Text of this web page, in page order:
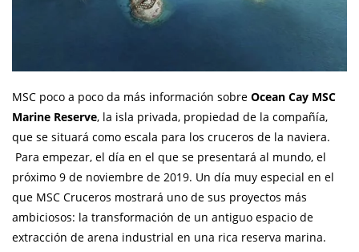
MSC poco a poco da más información sobre Ocean Cay MSC
Marine Reserve, la isla privada, propiedad de la compañía,
que se situará como escala para los cruceros de la naviera.
Para empezar, el día en el que se presentará al mundo, el
próximo 9 de noviembre de 2019. Un día muy especial en el
que MSC Cruceros mostrará uno de sus proyectos más
ambiciosos: la transformación de un antiguo espacio de
extracción de arena industrial en una rica reserva marina.